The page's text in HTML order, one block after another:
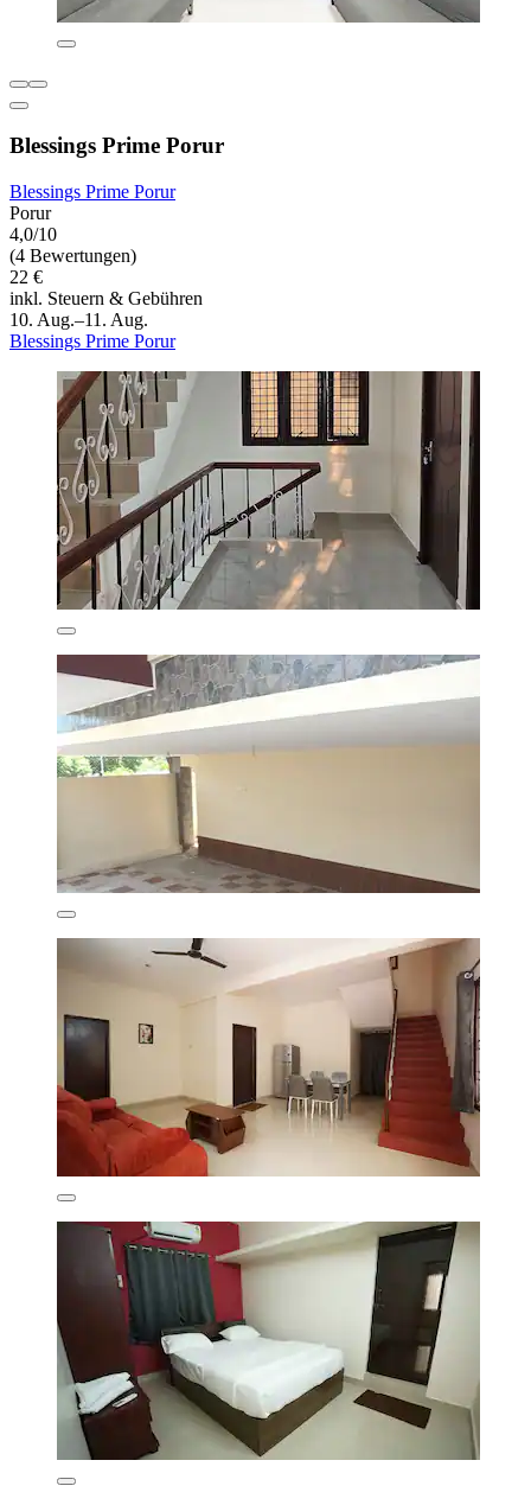
Blessings Prime Porur
Blessings Prime Porur
Porur
4,0/10
(4 Bewertungen)
22 €
inkl. Steuern & Gebühren
10. Aug.–11. Aug.
Blessings Prime Porur